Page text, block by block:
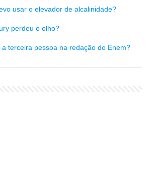
usar o elevador de alcalinidade?
perdeu o olho?
a terceira pessoa na redação do Enem?